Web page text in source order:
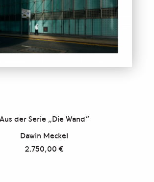
Aus der Serie „Die Wand“
Dawin Meckel
2.750,00€